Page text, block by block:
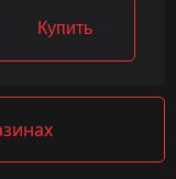
Купить